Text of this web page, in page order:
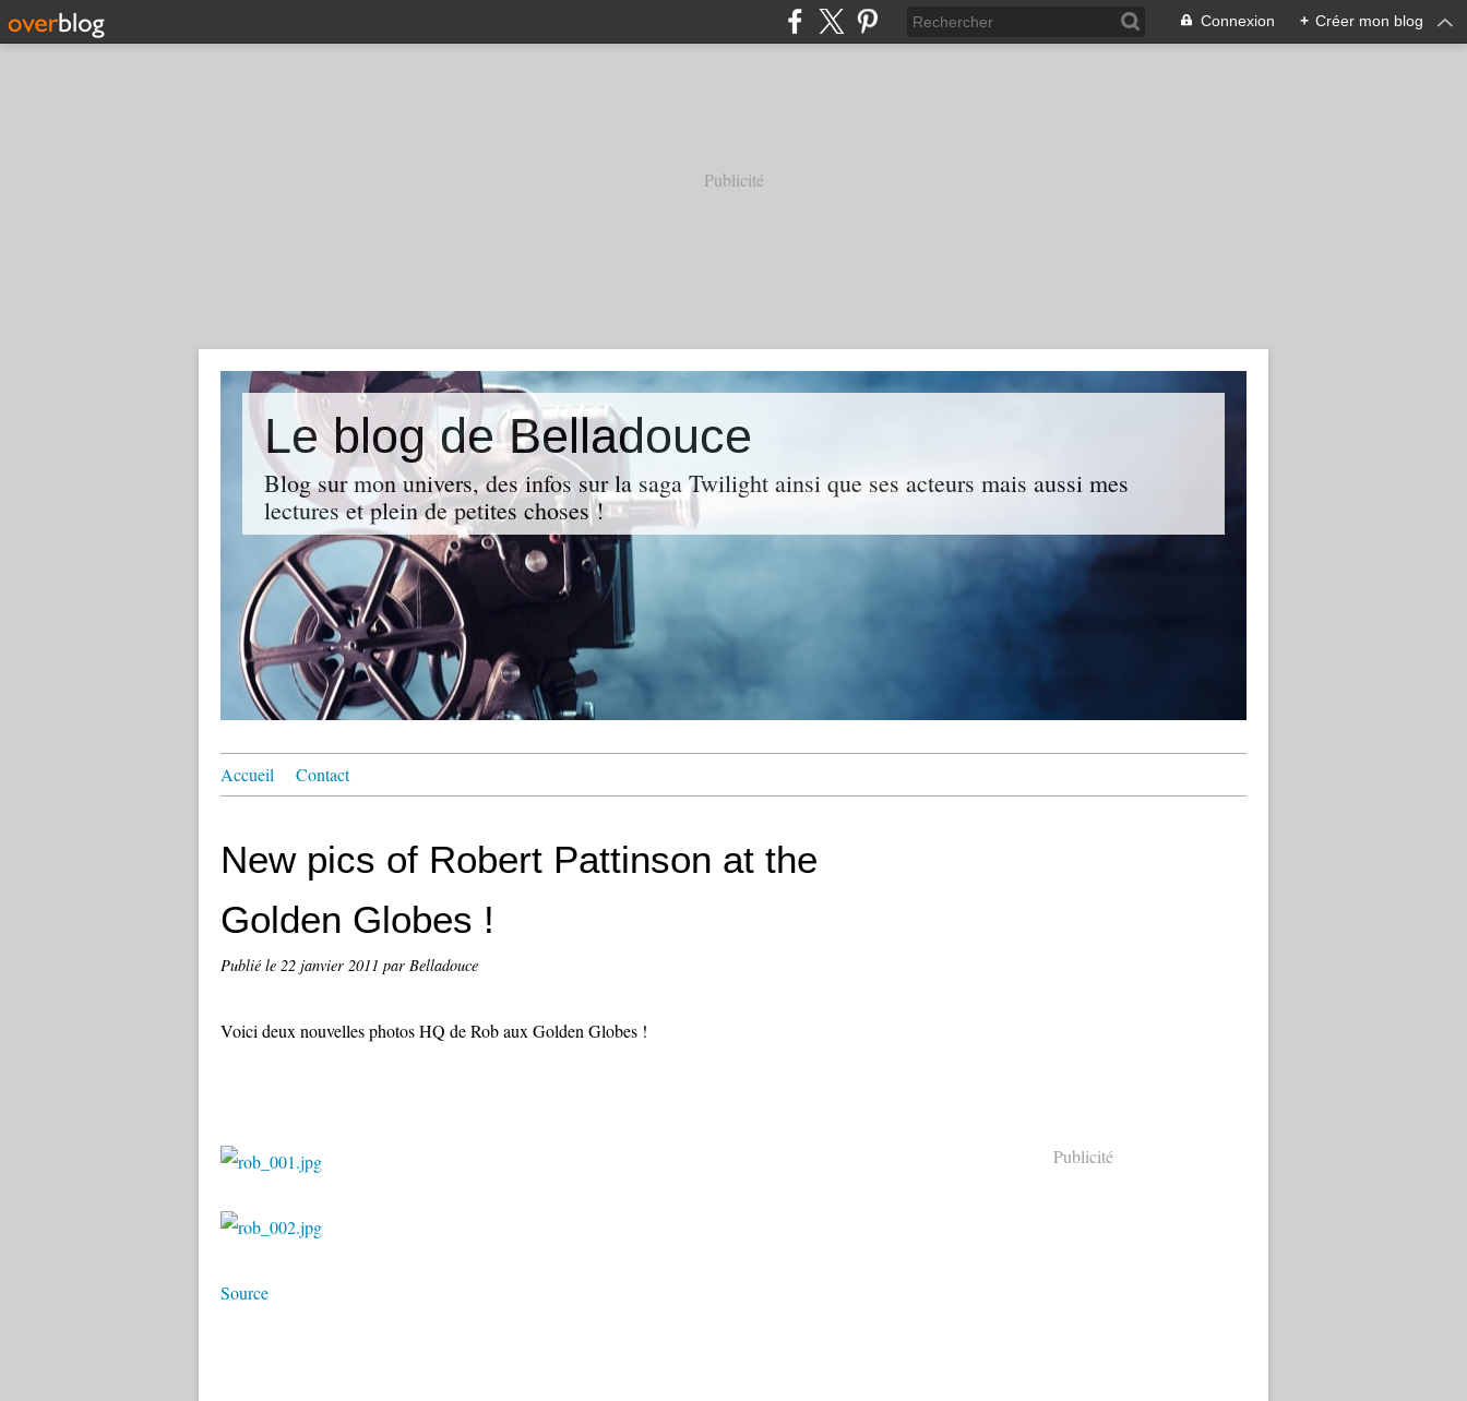
Connexion + Créer mon blog
Publicité
Le blog de Belladouce
Blog sur mon univers, des infos sur la saga Twilight ainsi que ses acteurs mais aussi mes
lectures et plein de petites choses !
Accueil Contact
New pics of Robert Pattinson at the
Golden Globes !
Publié le 22 janvier 2011 par Belladouce
Voici deux nouvelles photos HQ de Rob aux Golden Globes !
Source
Publicité